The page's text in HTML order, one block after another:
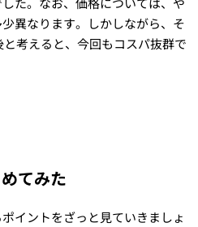
異なります。しかしながら、そ
考えると、今回もコスパ抜群で
てみた
イントをざっと見ていきましょ